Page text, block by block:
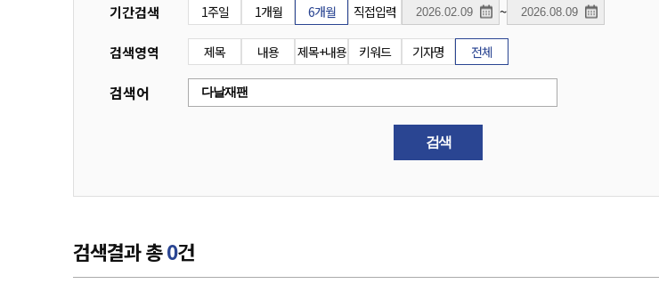
기간검색 1주일 1개월 6개월 직접입력 ~
검색영역 제목 내용 제목+내용 키워드 기자명 전체
검색어
검색
검색결과 총0건